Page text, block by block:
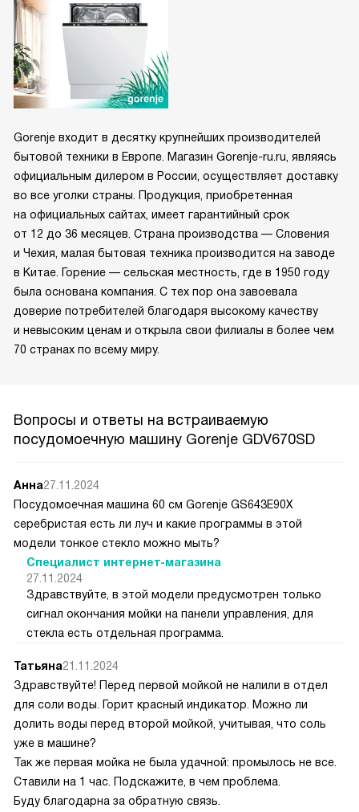
Gorenje входит в десятку крупнейших производителей
бытовой техники в Европе. Магазин Gorenje-ru.ru, являясь
официальным дилером в России, осуществляет доставку
во все уголки страны. Продукция, приобретенная
на официальных сайтах, имеет гарантийный срок
от 12 до 36 месяцев. Страна производства — Словения
и Чехия, малая бытовая техника производится на заводе
в Китае. Горение — сельская местность, где в 1950 году
была основана компания. С тех пор она завоевала
доверие потребителей благодаря высокому качеству
и невысоким ценам и открыла свои филиалы в более чем
70 странах по всему миру.
Вопросы и ответы на встраиваемую
посудомоечную машину Gorenje GDV670SD
Анна27.11.2024
Посудомоечная машина 60 см Gorenje GS643E90X
серебристая есть ли луч и какие программы в этой
модели тонкое стекло можно мыть?
Специалист интернет-магазина
27.11.2024
Здравствуйте, в этой модели предусмотрен только
сигнал окончания мойки на панели управления, для
стекла есть отдельная программа.
Татьяна21.11.2024
Здравствуйте! Перед первой мойкой не налили в отдел
для соли воды. Горит красный индикатор. Можно ли
долить воды перед второй мойкой, учитывая, что соль
уже в машине?
Так же первая мойка не была удачной: промылось не все.
Ставили на 1 час. Подскажите, в чем проблема.
Буду благодарна за обратную связь.